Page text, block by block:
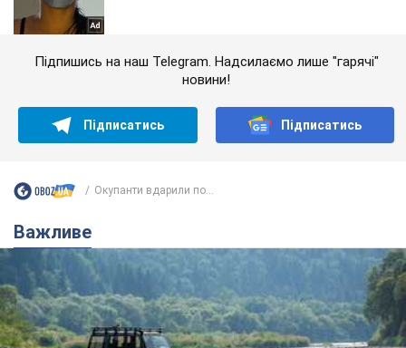
Підпишись на наш Telegram. Надсилаємо лише "гарячі"
новини!
Підписатись Підписатись
Окупанти вдарили по...
Важливе